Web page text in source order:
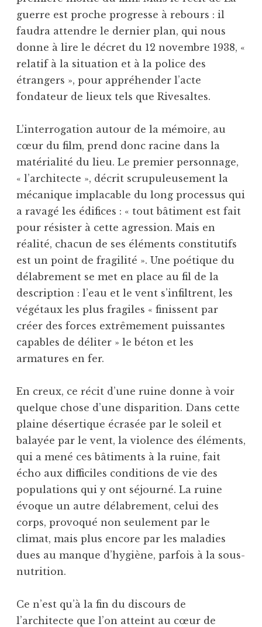
guerre est proche progresse à rebours : il
faudra attendre le dernier plan, qui nous
donne à lire le décret du 12 novembre 1938, «
relatif à la situation et à la police des
étrangers », pour appréhender l’acte
fondateur de lieux tels que Rivesaltes.
L’interrogation autour de la mémoire, au
cœur du film, prend donc racine dans la
matérialité du lieu. Le premier personnage,
« l’architecte », décrit scrupuleusement la
mécanique implacable du long processus qui
a ravagé les édifices : « tout bâtiment est fait
pour résister à cette agression. Mais en
réalité, chacun de ses éléments constitutifs
est un point de fragilité ». Une poétique du
délabrement se met en place au fil de la
description : l’eau et le vent s’infiltrent, les
végétaux les plus fragiles « finissent par
créer des forces extrêmement puissantes
capables de déliter » le béton et les
armatures en fer.
En creux, ce récit d’une ruine donne à voir
quelque chose d’une disparition. Dans cette
plaine désertique écrasée par le soleil et
balayée par le vent, la violence des éléments,
qui a mené ces bâtiments à la ruine, fait
écho aux difficiles conditions de vie des
populations qui y ont séjourné. La ruine
évoque un autre délabrement, celui des
corps, provoqué non seulement par le
climat, mais plus encore par les maladies
dues au manque d’hygiène, parfois à la sous-
nutrition.
Ce n’est qu’à la fin du discours de
l’architecte que l’on atteint au cœur de